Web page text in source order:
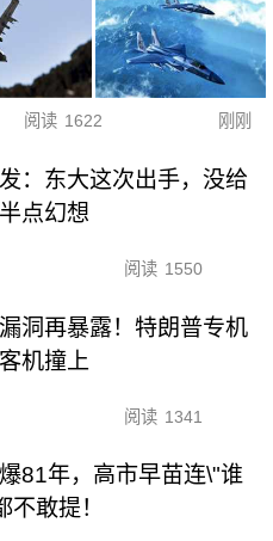
阅读 1622 刚刚
：东大这次出手，没给
点幻想
阅读 1550
洞再暴露！特朗普专机
机撞上
阅读 1341
81年，高市早苗连\"谁
不敢提！